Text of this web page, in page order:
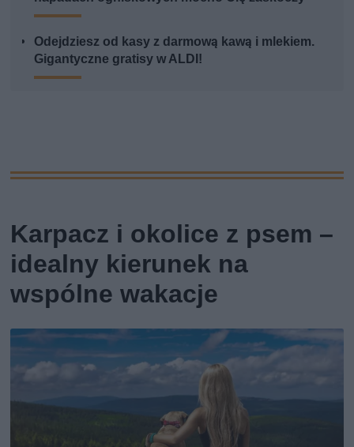
Odejdziesz od kasy z darmową kawą i mlekiem.
Gigantyczne gratisy w ALDI!
Karpacz i okolice z psem –
idealny kierunek na
wspólne wakacje